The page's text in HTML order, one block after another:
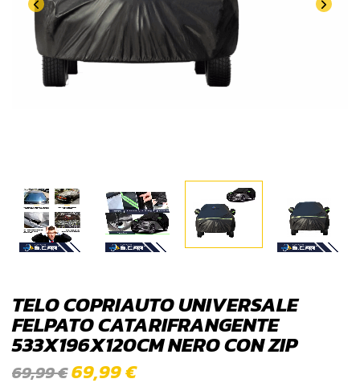
TELO COPRIAUTO UNIVERSALE
FELPATO CATARIFRANGENTE
533X196X120CM NERO CON ZIP
69,99€69,99€